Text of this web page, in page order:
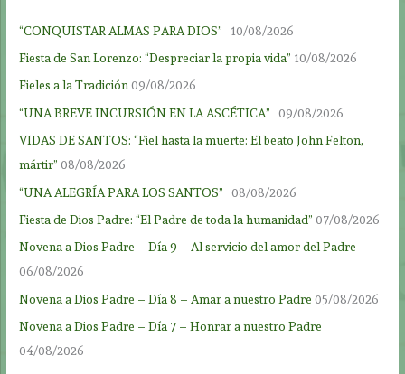
“CONQUISTAR ALMAS PARA DIOS”
10/08/2026
Fiesta de San Lorenzo: “Despreciar la propia vida” 10/08/2026
Fieles a la Tradición09/08/2026
“UNA BREVE INCURSIÓN EN LA ASCÉTICA”
09/08/2026
VIDAS DE SANTOS: “Fiel hasta la muerte: El beato John Felton,
mártir” 08/08/2026
“UNA ALEGRÍA PARA LOS SANTOS”
08/08/2026
Fiesta de Dios Padre: “El Padre de toda la humanidad” 07/08/2026
Novena a Dios Padre – Día 9 – Al servicio del amor del Padre
06/08/2026
Novena a Dios Padre – Día 8 – Amar a nuestro Padre 05/08/2026
Novena a Dios Padre – Día 7 – Honrar a nuestro Padre
04/08/2026